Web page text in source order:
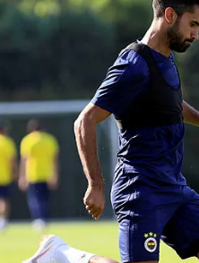
Çerezlere ilişkin tercihlerinizi
butonuna tıklayabilir,
Çerez
6698 sayılı Kişisel Verilerin
mevzuata uygun olarak